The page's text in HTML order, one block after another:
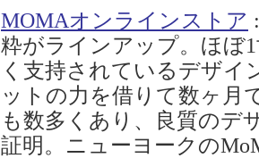
MOMAオンラインストア
粋がラインアップ。ほぼ
く支持されているデザイ
ットの力を借りて数ヶ月
も数多くあり、良質のデ
証明。ニューヨークの